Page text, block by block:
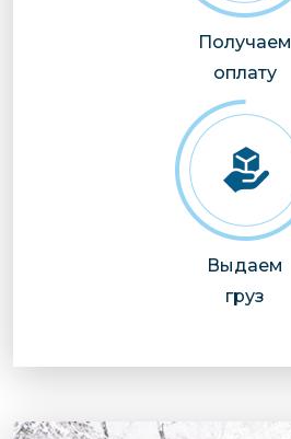
Получаем
оплату
Выдаем
груз